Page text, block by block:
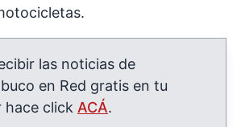
las noticias de
en Red gratis en tu
hace click ACÁ.